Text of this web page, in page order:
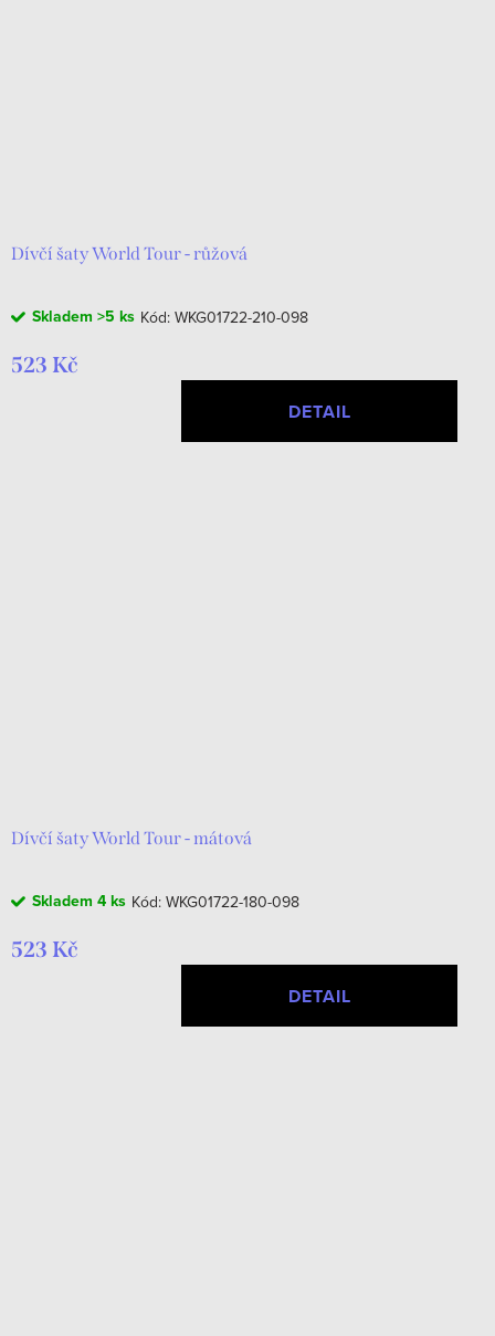
Dívčí šaty World Tour - růžová
Skladem >5 ks Kód: WKG01722-210-098
523 Kč
DETAIL
Dívčí šaty World Tour - mátová
Skladem 4 ks Kód: WKG01722-180-098
523 Kč
DETAIL